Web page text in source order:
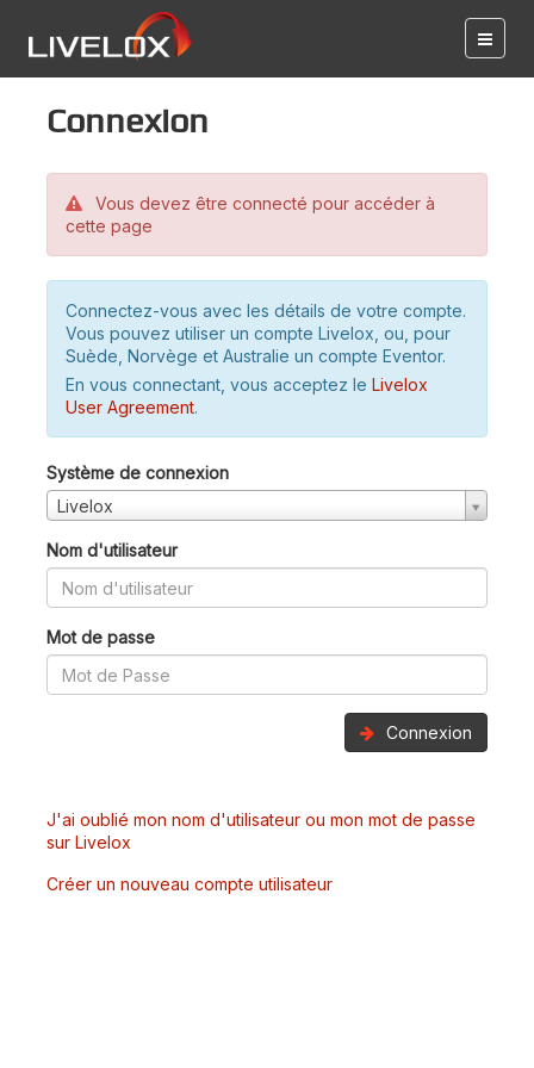
Connexion
Vous devez être connecté pour accéder à
cette page
Connectez-vous avec les détails de votre compte.
Vous pouvez utiliser un compte Livelox, ou, pour
Suède, Norvège et Australie un compte Eventor.
En vous connectant, vous acceptez le Livelox
User Agreement.
Système de connexion
Livelox
Nom d'utilisateur
Mot de passe
Connexion
J'ai oublié mon nom d'utilisateur ou mon mot de passe
sur Livelox
Créer un nouveau compte utilisateur